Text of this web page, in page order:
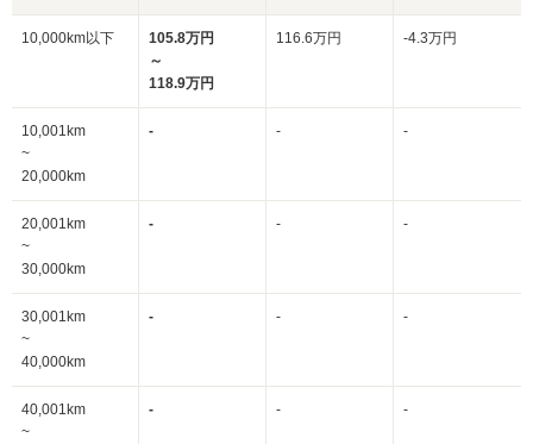
10,000km以下
105.8万円
～
118.9万円
116.6万円 -4.3万円
10,001km
~
20,000km
- - -
20,001km
~
30,000km
- - -
30,001km
~
40,000km
- - -
40,001km
~
- - -